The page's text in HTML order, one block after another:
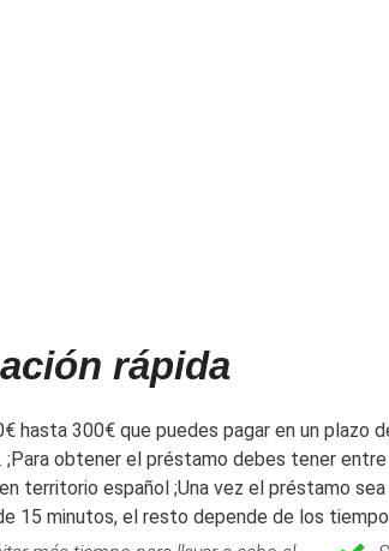
rápida
hasta 300€ que puedes pagar en un plazo
;Para obtener el préstamo debes tener
territorio español ;Una vez el préstamo
15 minutos, el resto depende de los